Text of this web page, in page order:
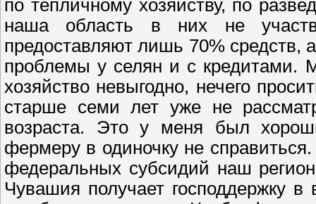
по тепличному хозяйству, по
наша область в них не
предоставляют лишь 70% средств,
проблемы у селян и с кредитами.
хозяйство невыгодно, нечего
старше семи лет уже не
возраста. Это у меня был
фермеру в одиночку не
федеральных субсидий наш
Чувашия получает господдержку